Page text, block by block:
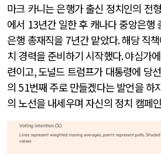
마크 카니는 은행가 출신 정치인의 전
에서 13년간 일한 후 캐나다 중앙은행
은행 총재직을 7년간 맡았다.해당 직
치 경력을 준비하기 시작했다.야심가
련이고,도널드 트럼프가 대통령에 당
의 51번째 주로 만들겠다는 발언을 하
의 노선을 내세우며 자신의 정치 캠페